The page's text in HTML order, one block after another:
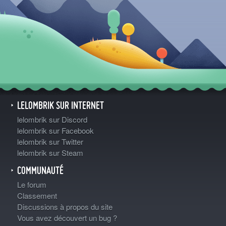
LELOMBRIK SUR INTERNET
lelombrik sur Discord
lelombrik sur Facebook
lelombrik sur Twitter
lelombrik sur Steam
COMMUNAUTÉ
Le forum
Classement
Discussions à propos du site
Vous avez découvert un bug ?